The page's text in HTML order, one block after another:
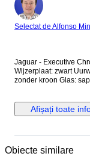
Expert
Selectat de Alfonso
Jaguar - Executive Chronograph -
Wijzerplaat: zwart
zonder kroon Glas: sapphire crystal Band: origineel verguld/edelstalen
horloge wordt
Afișați toate
Obiecte similare